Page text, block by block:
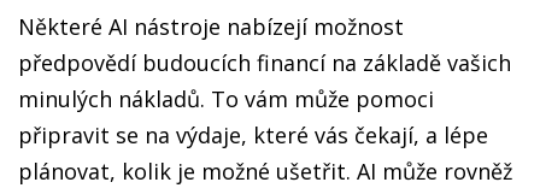
Některé AI nástroje nabízejí možnost
předpovědí budoucích financí na základě vašich
minulých nákladů. To vám může pomoci
připravit se na výdaje, které vás čekají, a lépe
plánovat, kolik je možné ušetřit. AI může rovněž